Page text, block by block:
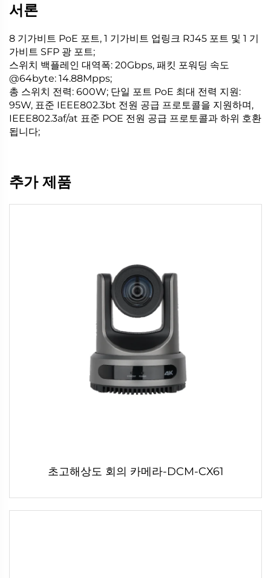
서론
8 기가비트 PoE 포트, 1 기가비트 업링크 RJ45 포트 및 1 기
가비트 SFP 광 포트;
스위치 백플레인 대역폭: 20Gbps, 패킷 포워딩 속도
@64byte: 14.88Mpps;
총 스위치 전력: 600W; 단일 포트 PoE 최대 전력 지원:
95W, 표준 IEEE802.3bt 전원 공급 프로토콜을 지원하며,
IEEE802.3af/at 표준 POE 전원 공급 프로토콜과 하위 호환
됩니다;
추가 제품
초고해상도 회의 카메라-DCM-CX61